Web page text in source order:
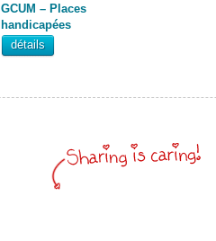
GCUM – Places
handicapées
détails